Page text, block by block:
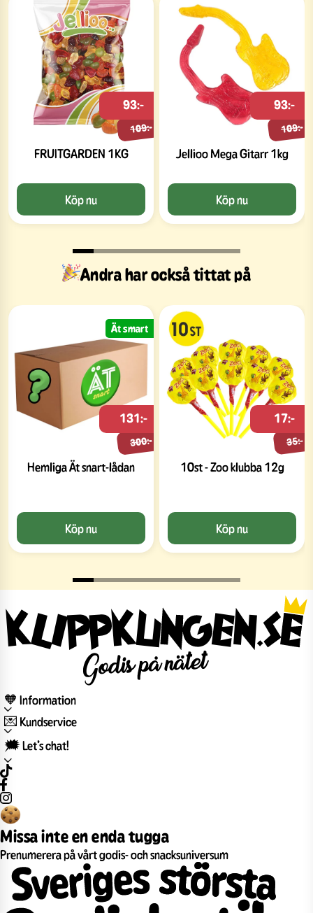
FRUITGARDEN 1KG
109:-
93:-
Köp nu
Jellioo Mega Gitarr 1kg
109:-
93:-
Köp nu
Andra har också tittat på
Hemliga Ät snart-lådan
300:-
131:-
Köp nu
Ät smart
10st - Zoo klubba 12g
35:-
17:-
Köp nu
🧡 Information
💌 Kundservice
🗯️ Let’s chat!
Missa inte en enda tugga
Prenumerera på vårt godis- och snacksuniversum